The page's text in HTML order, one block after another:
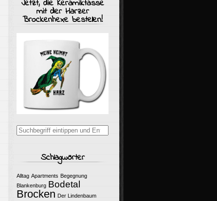
Jetzt, die Keramiktasse
mit der Harzer
Brockenhexe bestellen!
Suchergebnisse
für:
Schlagwörter
Alltag Apartments Begegnung
Blankenburg Bodetal
Brocken Der Lindenbaum